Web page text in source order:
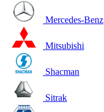
Mercedes-Benz
Mitsubishi
Shacman
Sitrak